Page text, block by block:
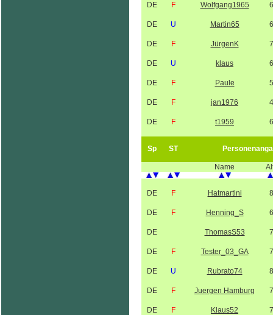
DE F Wolfgang1965
DE U Martin65
DE F JürgenK
DE U klaus
DE F Paule
DE F jan1976
DE F t1959
Sp ST
Name
DE F Hatmartini
DE F Henning_S
DE ThomasS53
DE F Tester_03_GA
DE U Rubrato74
DE F Juergen Hamburg
DE F Klaus52